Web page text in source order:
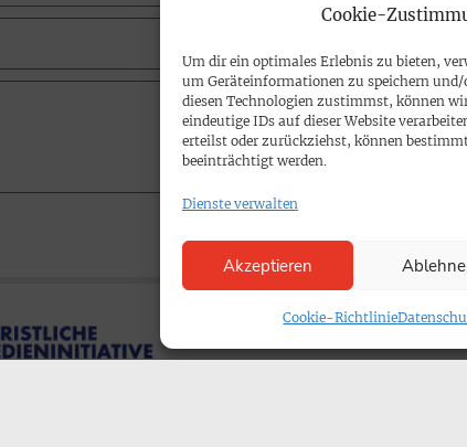
Cookie-
Um dir ein optimales Erlebnis zu bieten,
um Geräteinformationen zu speichern
diesen Technologien zustimmst, können
eindeutige IDs auf dieser Website
erteilst oder zurückziehst, können
beeinträchtigt werden.
Dienste verwalten
Akzeptieren
Cookie-Richtlinie